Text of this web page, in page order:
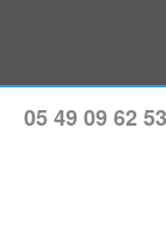
05 49 09 62 53